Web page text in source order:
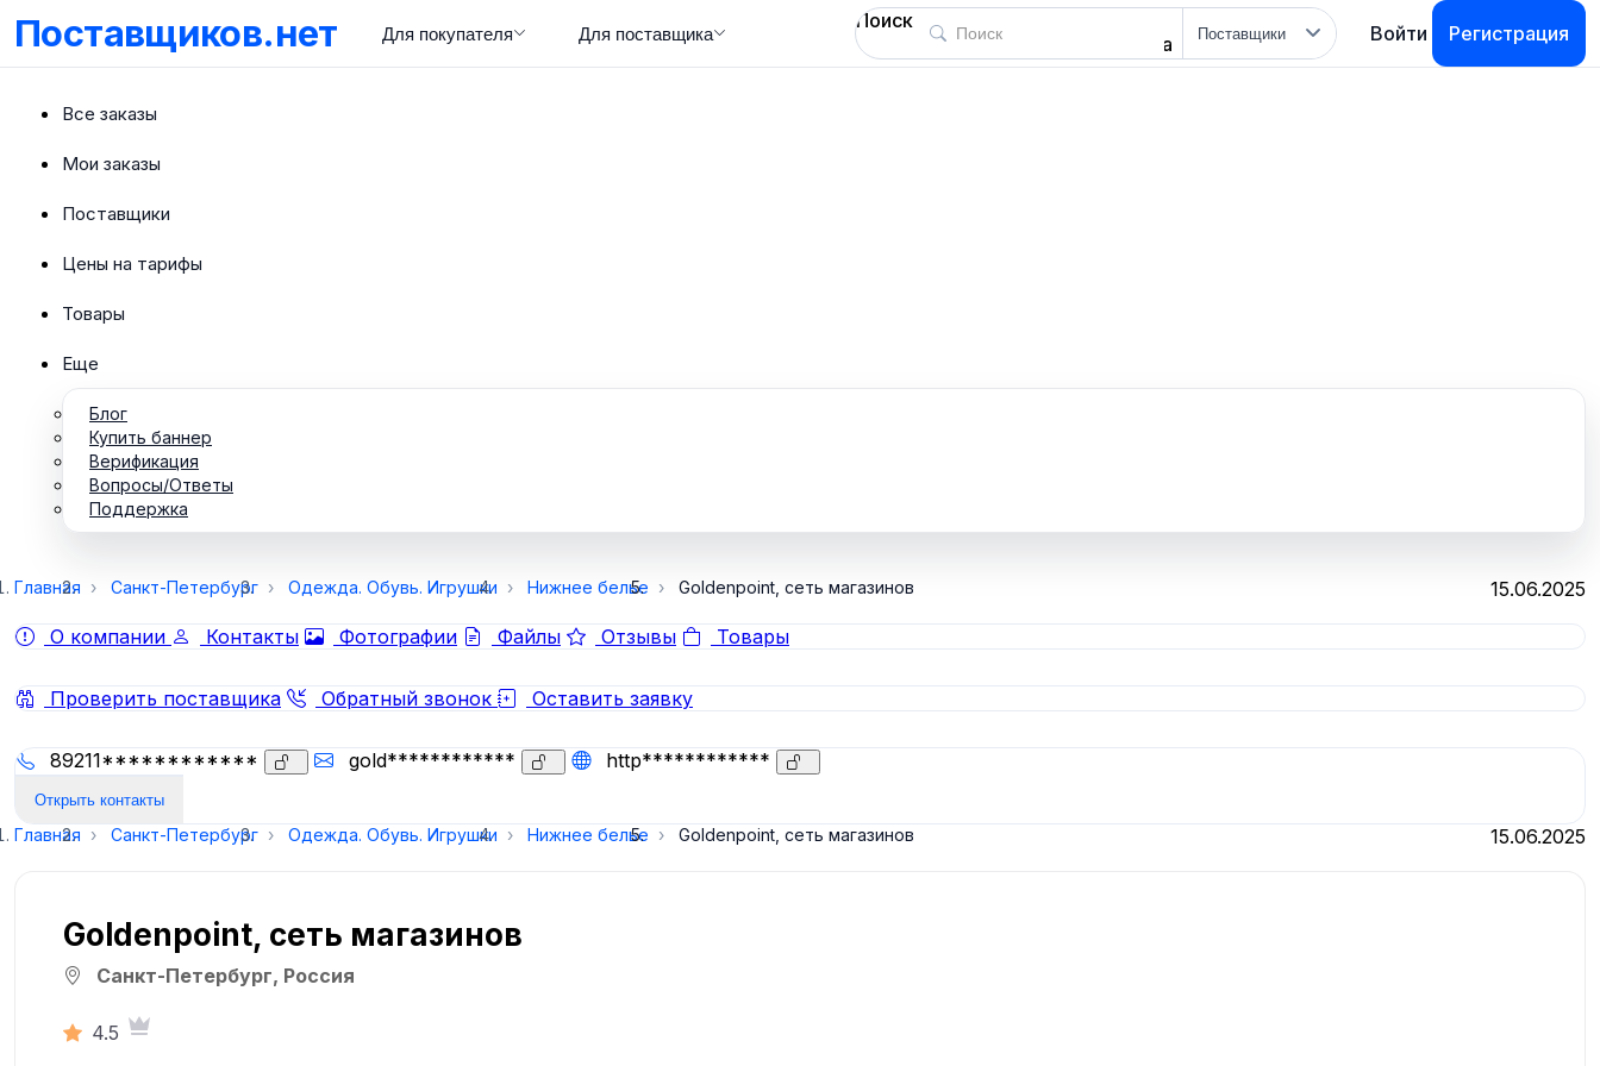
Поставщиков.нет Для покупателя Для поставщика
Поиск
поиска
Войти Регистрация
Все заказы
Мои заказы
Поставщики
Цены на тарифы
Товары
Еще
Блог
Купить баннер
Верификация
Вопросы/Ответы
Поддержка
Главная Санкт-Петербург Одежда. Обувь. Игрушки Нижнее белье Goldenpoint, сеть магазинов
15.06.2025
О компании
Контакты Фотографии Файлы Отзывы Товары
Проверить поставщика Обратный звонок Оставить заявку
89211************ gold************ http************
Открыть контакты
Главная Санкт-Петербург Одежда. Обувь. Игрушки Нижнее белье Goldenpoint, сеть магазинов 15.06.2025
Goldenpoint, сеть магазинов
Санкт-Петербург, Россия
4.5